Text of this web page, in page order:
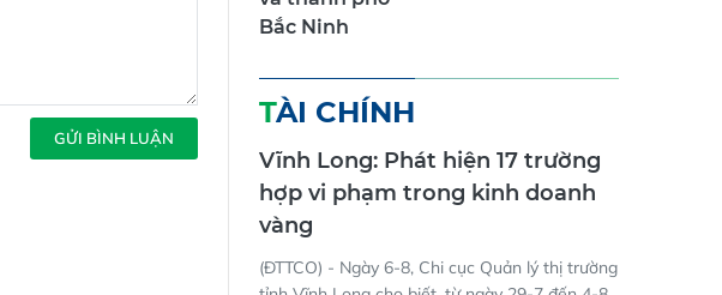
GỬI BÌNH LUẬN
Bắc Ninh
TÀI CHÍNH
Vĩnh Long: Phát hiện 17 trường
hợp vi phạm trong kinh doanh
vàng
(ĐTTCO) - Ngày 6-8, Chi cục Quản lý thị trường
tỉnh Vĩnh Long cho biết, từ ngày 29-7 đến 4-8,